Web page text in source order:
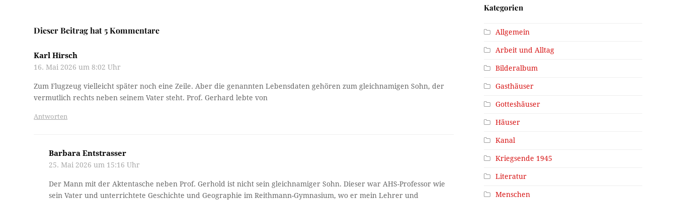
Dieser Beitrag hat 5 Kommentare
Karl Hirsch
16. Mai 2026 um 8:02 Uhr
Zum Flugzeug vielleicht später noch eine Zeile. Aber die genannten Lebensdaten gehören zum gleichnamigen Sohn, der
vermutlich rechts neben seinem Vater steht. Prof. Gerhard lebte von
Antworten
Barbara Entstrasser
25. Mai 2026 um 15:16 Uhr
Der Mann mit der Aktentasche neben Prof. Gerhold ist nicht sein gleichnamiger Sohn. Dieser war AHS-Professor wie
sein Vater und unterrichtete Geschichte und Geographie im Reithmann-Gymnasium, wo er mein Lehrer und
Kategorien
Allgemein
Arbeit und Alltag
Bilderalbum
Gasthäuser
Gotteshäuser
Häuser
Kanal
Kriegsende 1945
Literatur
Menschen